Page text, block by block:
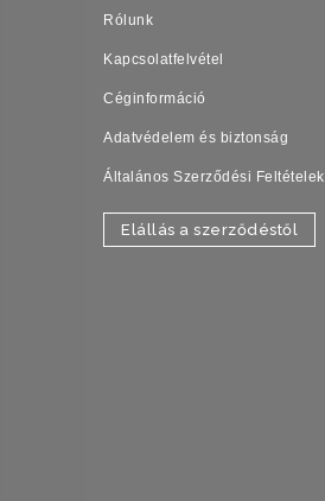
Rólunk
Kapcsolatfelvétel
Céginformáció
Adatvédelem és biztonság
Általános Szerződési Feltételek
Elállás a szerződéstől